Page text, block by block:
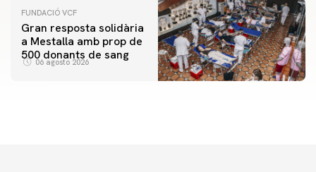
FUNDACIÓ VCF
Gran resposta solidària
a Mestalla amb prop de
500 donants de sang
06 agosto 2026